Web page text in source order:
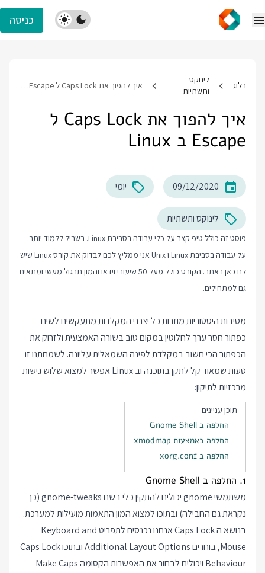
כניסה
בלוג
לינוקס
ותשתיות
איך להפוך את Caps Lock ל Escape ב Linux
איך להפוך את Caps Lock ל
Escape ב Linux
09/12/2020 יומי
לינוקס ותשתיות
פוסט זה כולל טיפ קצר על כלי עבודה בסביבת Linux. בשביל ללמוד יותר
על עבודה בסביבת Linux ו Unix אני ממליץ לכם לבדוק את
קורס Linux
שיש
לנו כאן באתר. הקורס כולל מעל 50 שיעורי וידאו והמון תרגול מעשי ומתאים
גם למתחילים.
מסיבות היסטוריות מוזרות כל יצרני המקלדות מתעקשים לשים
כפתור חסר ערך לחלוטין במקום טוב בשורה האמצעית ולזרוק את
הכפתור הכי חשוב במקלדת לפינה השמאלית עליונה. לשמחתנו זו
טעות שמאוד קל לתקן בתוכנה וב Linux אפשר למצוא שלוש גישות
מרכזיות לתיקון:
תוכן עניינים
החלפה ב Gnome Shell
החלפה באמצעות xmodmap
החלפה ב xorg.conf
1. החלפה ב Gnome Shell
משתמשי gnome יכולים להתקין כלי בשם gnome-tweaks (כך
נקראת גם החבילה) ובתוכו למצוא המון התאמות מועילות למערכת.
בנושא ה Caps Lock אנחנו נכנסים לתפריט Keyboard and
Mouse, בוחרים Additional Layout Options ובתוכו Caps Lock
Behaviour ויכולים לבחור את האפשרות הקסומה Make Caps